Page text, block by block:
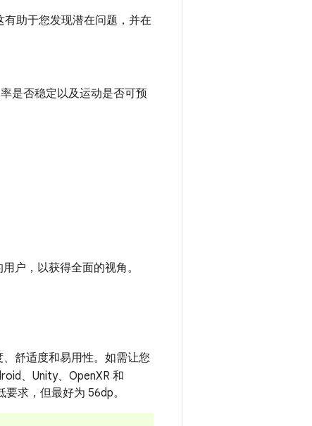
有助于您发现潜在问题，并在
是否稳定以及运动是否可预
户，以获得全面的视角。
舒适度和易用性。如需让您
、Unity、OpenXR 和
求，但最好为 56dp。